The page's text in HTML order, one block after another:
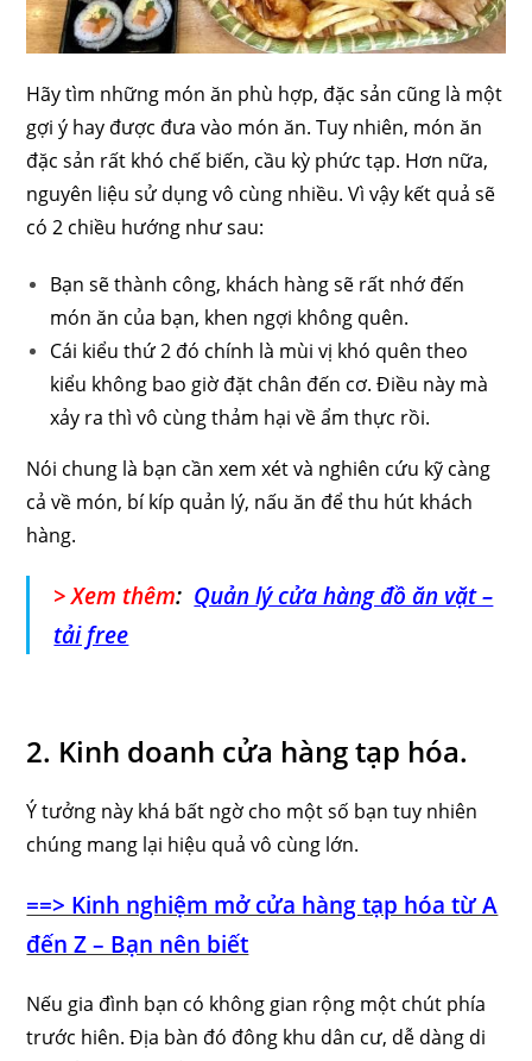
Hãy tìm những món ăn phù hợp, đặc sản cũng là một
gợi ý hay được đưa vào món ăn. Tuy nhiên, món ăn
đặc sản rất khó chế biến, cầu kỳ phức tạp. Hơn nữa,
nguyên liệu sử dụng vô cùng nhiều. Vì vậy kết quả sẽ
có 2 chiều hướng như sau:
Bạn sẽ thành công, khách hàng sẽ rất nhớ đến
món ăn của bạn, khen ngợi không quên.
Cái kiểu thứ 2 đó chính là mùi vị khó quên theo
kiểu không bao giờ đặt chân đến cơ. Điều này mà
xảy ra thì vô cùng thảm hại về ẩm thực rồi.
Nói chung là bạn cần xem xét và nghiên cứu kỹ càng
cả về món, bí kíp quản lý, nấu ăn để thu hút khách
hàng.
> Xem thêm: Quản lý cửa hàng đồ ăn vặt –
tải free
2. Kinh doanh cửa hàng tạp hóa.
Ý tưởng này khá bất ngờ cho một số bạn tuy nhiên
chúng mang lại hiệu quả vô cùng lớn.
==> Kinh nghiệm mở cửa hàng tạp hóa từ A
đến Z – Bạn nên biết
Nếu gia đình bạn có không gian rộng một chút phía
trước hiên. Địa bàn đó đông khu dân cư, dễ dàng di